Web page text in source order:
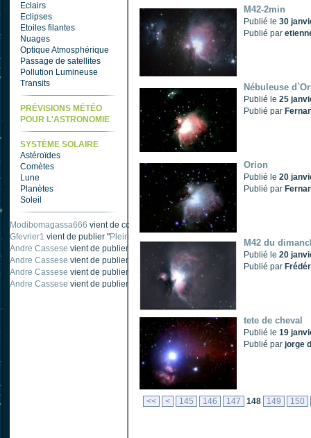
Eclairs
Eclipses
Etoiles filantes
Nuages
Optique Atmosphérique
Passage de satellites
Pollution Lumineuse
Transits
PRÉVISIONS MÉTÉO
POUR L'ASTRONOMIE
SYSTÈME SOLAIRE
Astéroïdes
Comètes
Lune
Planètes
Soleil
Modibomagassa666vient de commenter " Ombre portée d'une traînée d'avion
Gfevrier1vient de publier "Pleine Lune - 9 Aout 205
Andre Cassese vient de publier "
Tache solaire 18 juin 2021 lunette 120 mm
Andre Cassese vient de publier "
Tache solaire 21 juin 2021 lunette halpha 120
Andre Cassese vient de publier " taches solaires et zone active halpha 27 juin
M42-2min
Publié le 30
Publié par
Nébuleuse
Publié le 25
Publié par
Orion
Publié le 20
Publié par
M42 du
Publié le 20
Publié par
tete de cheval
Publié le 19
Publié par jorge
<< < 145 146 147 148 149 150